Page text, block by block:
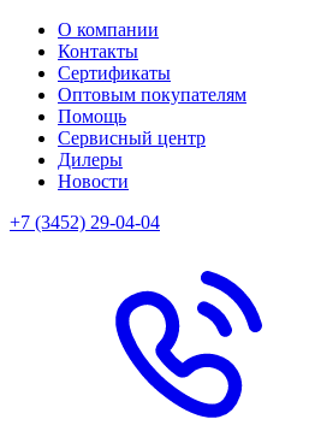
О компании
Контакты
Сертификаты
Оптовым покупателям
Помощь
Сервисный центр
Дилеры
Новости
+7 (3452) 29-04-04